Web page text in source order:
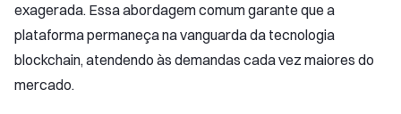
exagerada. Essa abordagem comum garante que a
plataforma permaneça na vanguarda da tecnologia
blockchain, atendendo às demandas cada vez maiores do
mercado.